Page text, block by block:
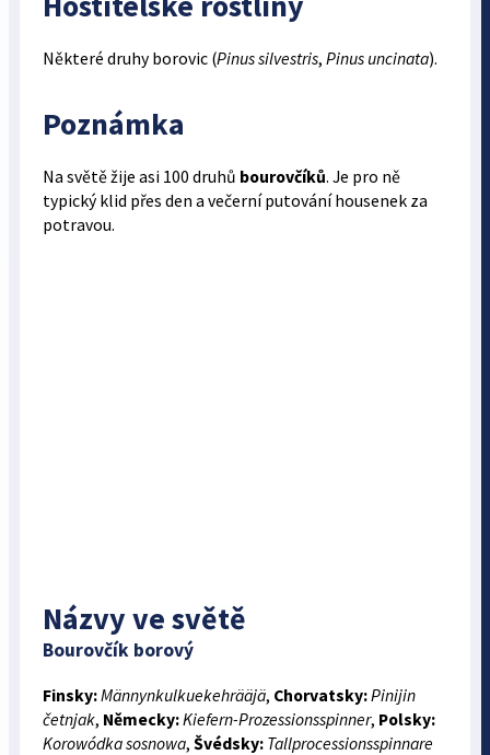
Některé druhy borovic (Pinus silvestris, Pinus uncinata).
Poznámka
Na světě žije asi 100 druhů bourovčíků. Je pro ně
typický klid přes den a večerní putování housenek za
potravou.
Názvy ve světě
Bourovčík borový
Finsky:Männynkulkuekehrääjä, Chorvatsky:Pinijin
četnjak, Německy:Kiefern-Prozessionsspinner, Polsky:
Korowódka sosnowa, Švédsky: Tallprocessionsspinnare